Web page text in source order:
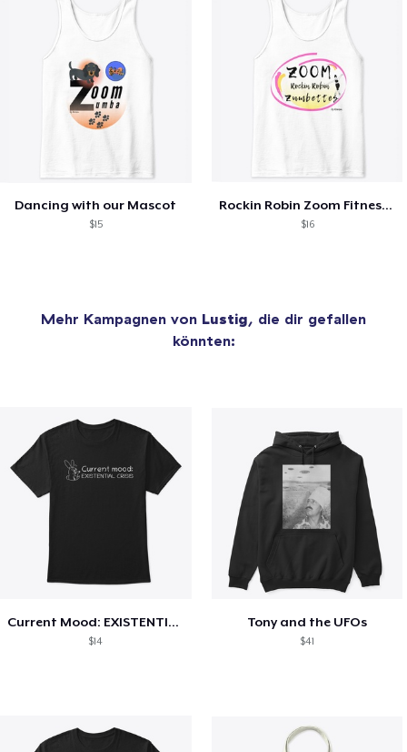
Dancing with our Mascot
$15
Rockin Robin Zoom Fitness Signature Tees
$16
Mehr Kampagnen von Lustig, die dir gefallen
könnten:
Current Mood: EXISTENTIAL CRISIS
$14
Tony and the UFOs
$41